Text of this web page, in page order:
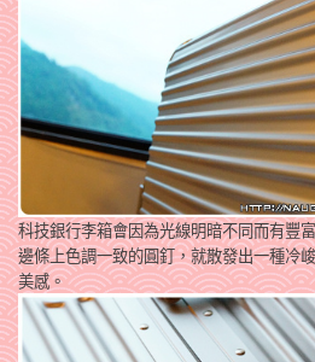
科技銀行李箱會因為光線明暗不同而有豐
邊條上色調一致的圓釘，就散發出一種冷
美感。